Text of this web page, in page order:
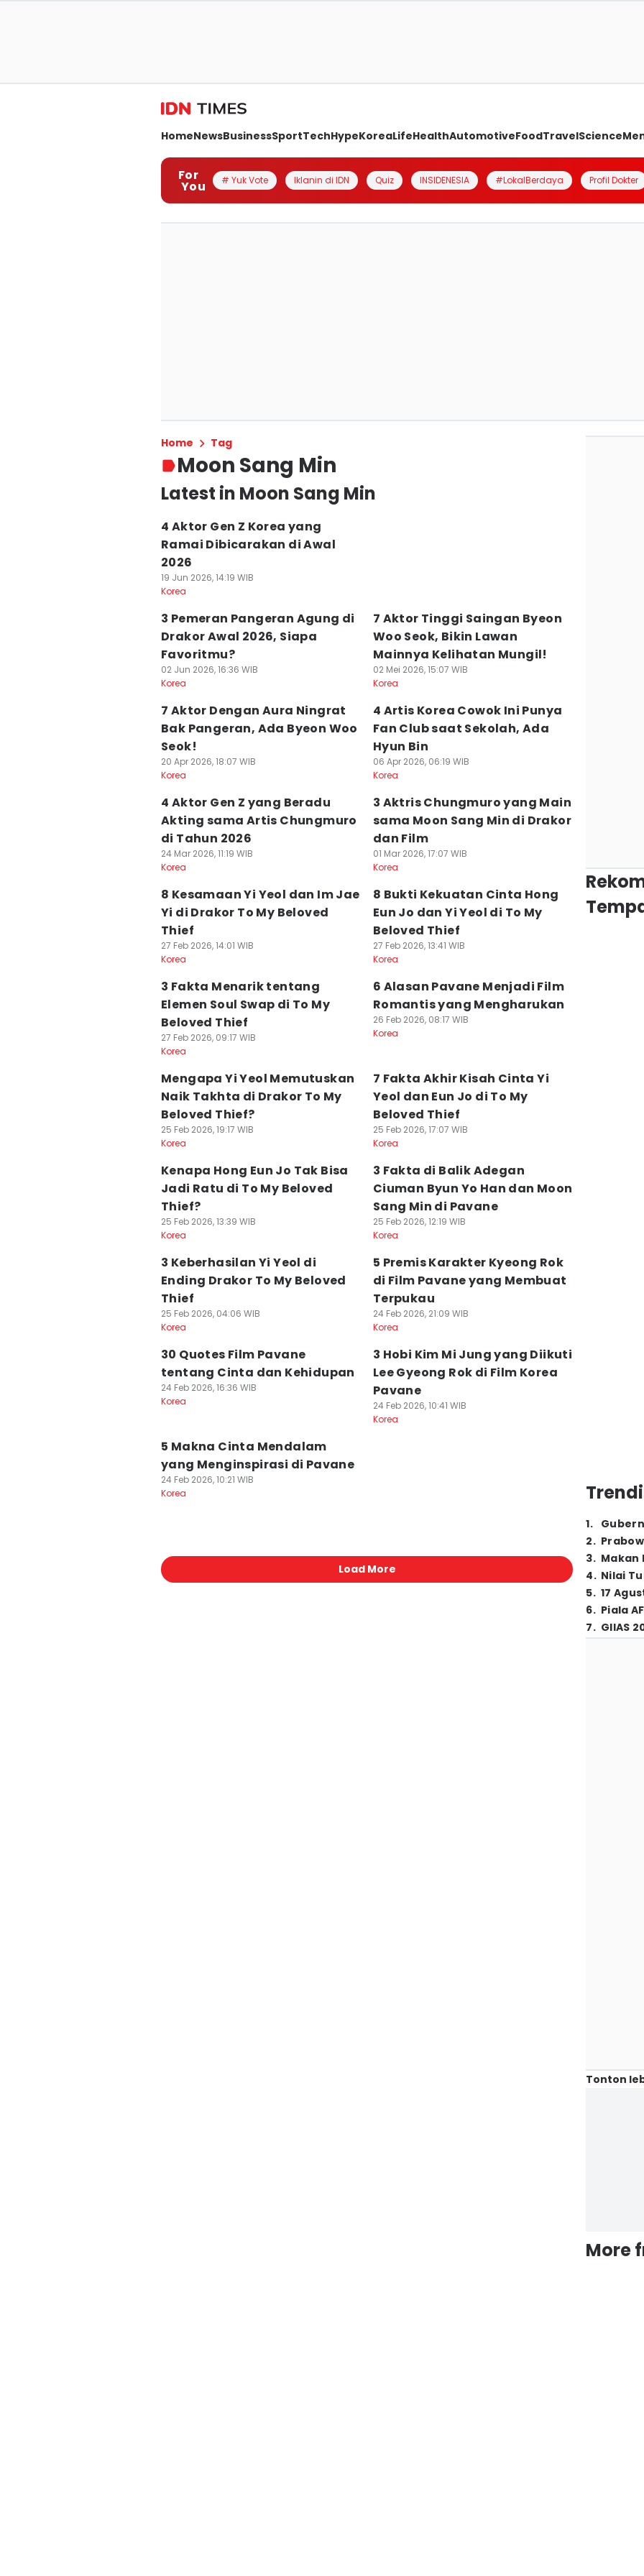
HomeNewsBusinessSportTechHypeKoreaLifeHealthAutomotiveFoodTravelScience
For
You # Yuk Vote Iklanin di IDN Quiz INSIDENESIA #LokalBerdaya Profil Dokter
Home Tag
Moon Sang Min
Latest in Moon Sang Min
4 Aktor Gen Z Korea yang
Ramai Dibicarakan di Awal
2026
19 Jun 2026, 14:19 WIB
Korea
3 Pemeran Pangeran Agung di
Drakor Awal 2026, Siapa
Favoritmu?
02 Jun 2026, 16:36 WIB
Korea
7 Aktor Tinggi Saingan Byeon
Woo Seok, Bikin Lawan
Mainnya Kelihatan Mungil!
02 Mei 2026, 15:07 WIB
Korea
7 Aktor Dengan Aura Ningrat
Bak Pangeran, Ada Byeon Woo
Seok!
20 Apr 2026, 18:07 WIB
Korea
4 Artis Korea Cowok Ini Punya
Fan Club saat Sekolah, Ada
Hyun Bin
06 Apr 2026, 06:19 WIB
Korea
4 Aktor Gen Z yang Beradu
Akting sama Artis Chungmuro
di Tahun 2026
24 Mar 2026, 11:19 WIB
Korea
3 Aktris Chungmuro yang Main
sama Moon Sang Min di Drakor
dan Film
01 Mar 2026, 17:07 WIB
Korea
8 Kesamaan Yi Yeol dan Im Jae
Yi di Drakor To My Beloved
Thief
27 Feb 2026, 14:01 WIB
Korea
8 Bukti Kekuatan Cinta Hong
Eun Jo dan Yi Yeol di To My
Beloved Thief
27 Feb 2026, 13:41 WIB
Korea
3 Fakta Menarik tentang
Elemen Soul Swap di To My
Beloved Thief
27 Feb 2026, 09:17 WIB
Korea
6 Alasan Pavane Menjadi Film
Romantis yang Mengharukan
26 Feb 2026, 08:17 WIB
Korea
Mengapa Yi Yeol Memutuskan
Naik Takhta di Drakor To My
Beloved Thief?
25 Feb 2026, 19:17 WIB
Korea
7 Fakta Akhir Kisah Cinta Yi
Yeol dan Eun Jo di To My
Beloved Thief
25 Feb 2026, 17:07 WIB
Korea
Kenapa Hong Eun Jo Tak Bisa
Jadi Ratu di To My Beloved
Thief?
25 Feb 2026, 13:39 WIB
Korea
3 Fakta di Balik Adegan
Ciuman Byun Yo Han dan Moon
Sang Min di Pavane
25 Feb 2026, 12:19 WIB
Korea
3 Keberhasilan Yi Yeol di
Ending Drakor To My Beloved
Thief
25 Feb 2026, 04:06 WIB
Korea
5 Premis Karakter Kyeong Rok
di Film Pavane yang Membuat
Terpukau
24 Feb 2026, 21:09 WIB
Korea
30 Quotes Film Pavane
tentang Cinta dan Kehidupan
24 Feb 2026, 16:36 WIB
Korea
3 Hobi Kim Mi Jung yang Diikuti
Lee Gyeong Rok di Film Korea
Pavane
24 Feb 2026, 10:41 WIB
Korea
5 Makna Cinta Mendalam
yang Menginspirasi di Pavane
24 Feb 2026, 10:21 WIB
Korea
Load More
1.
2.
3. Makan
4. Nilai
5. 17
6. Piala
7. GIIAS
Tonton
More